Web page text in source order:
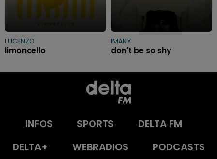
LUCENZO
limoncello
IMANY
don't be so shy
INFOS SPORTS
DELTA FM
DELTA+
WEBRADIOS PODCASTS